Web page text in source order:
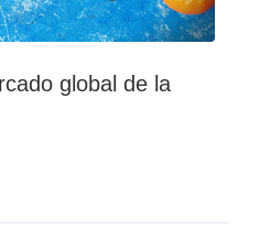
global de la